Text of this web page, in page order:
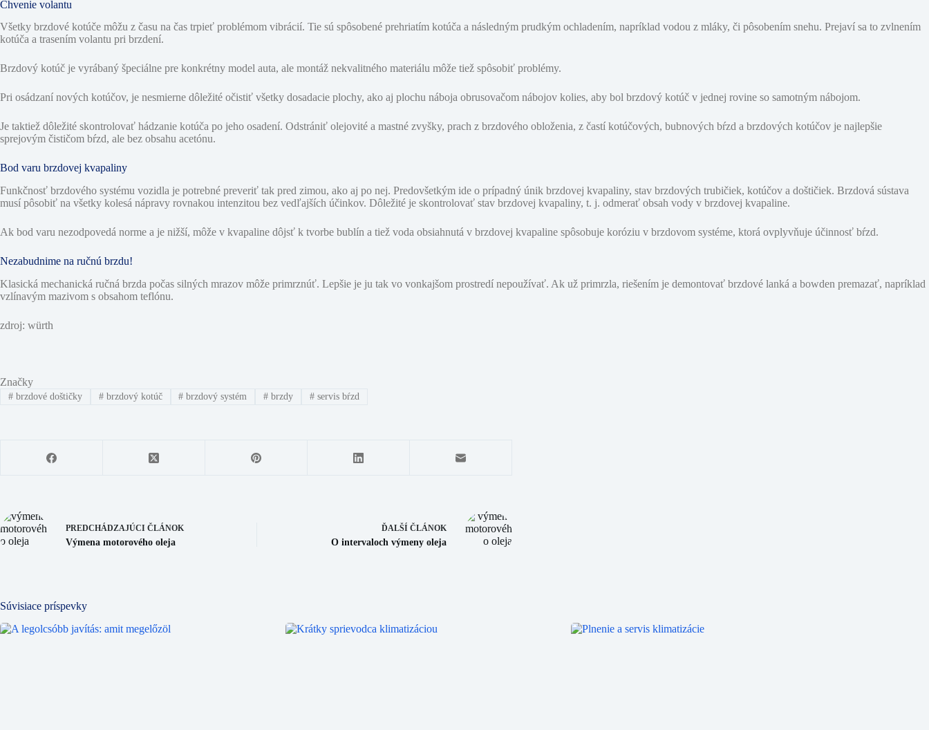
Chvenie volantu
Všetky brzdové kotúče môžu z času na čas trpieť problémom vibrácií. Tie sú spôsobené prehriatím kotúča a následným prudkým ochladením, napríklad vodou z mláky, či pôsobením snehu. Prejaví sa to zvlnením
kotúča a trasením volantu pri brzdení.
Brzdový kotúč je vyrábaný špeciálne pre konkrétny model auta, ale montáž nekvalitného materiálu môže tiež spôsobiť problémy.
Pri osádzaní nových kotúčov, je nesmierne dôležité očistiť všetky dosadacie plochy, ako aj plochu náboja obrusovačom nábojov kolies, aby bol brzdový kotúč v jednej rovine so samotným nábojom.
Je taktiež dôležité skontrolovať hádzanie kotúča po jeho osadení. Odstrániť olejovité a mastné zvyšky, prach z brzdového obloženia, z častí kotúčových, bubnových bŕzd a brzdových kotúčov je najlepšie
sprejovým čističom bŕzd, ale bez obsahu acetónu.
Bod varu brzdovej kvapaliny
Funkčnosť brzdového systému vozidla je potrebné preveriť tak pred zimou, ako aj po nej. Predovšetkým ide o prípadný únik brzdovej kvapaliny, stav brzdových trubičiek, kotúčov a doštičiek. Brzdová sústava
musí pôsobiť na všetky kolesá nápravy rovnakou intenzitou bez vedľajších účinkov. Dôležité je skontrolovať stav brzdovej kvapaliny, t. j. odmerať obsah vody v brzdovej kvapaline.
Ak bod varu nezodpovedá norme a je nižší, môže v kvapaline dôjsť k tvorbe bublín a tiež voda obsiahnutá v brzdovej kvapaline spôsobuje koróziu v brzdovom systéme, ktorá ovplyvňuje účinnosť bŕzd.
Nezabudnime na ručnú brzdu!
Klasická mechanická ručná brzda počas silných mrazov môže primrznúť. Lepšie je ju tak vo vonkajšom prostredí nepoužívať. Ak už primrzla, riešením je demontovať brzdové lanká a bowden premazať, napríklad
vzlínavým mazivom s obsahom teflónu.
zdroj: würth
Značky
#brzdové doštičky #brzdový kotúč # brzdový systém # brzdy # servis bŕzd
PREDCHÁDZAJÚCI ČLÁNOK
Výmena motorového oleja
ĎALŠÍ ČLÁNOK
O intervaloch výmeny oleja
Súvisiace príspevky